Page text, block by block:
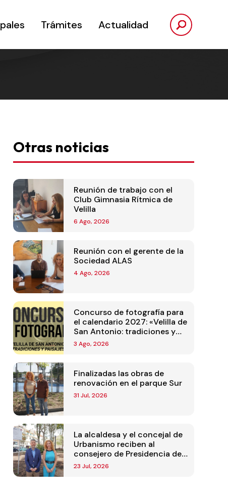
Trámites Actualidad
Otras noticias
Reunión de trabajo con el
Club Gimnasia Rítmica de
Velilla
6 Ago, 2026
Reunión con el gerente de la
Sociedad ALAS
4 Ago, 2026
Concurso de fotografía para
el calendario 2027: «Velilla de
San Antonio: tradiciones y
paisajes»
3 Ago, 2026
Finalizadas las obras de
renovación en el parque Sur
31 Jul, 2026
La alcaldesa y el concejal de
Urbanismo reciben al
consejero de Presidencia de
la Comunidad de Madrid
23 Jul, 2026